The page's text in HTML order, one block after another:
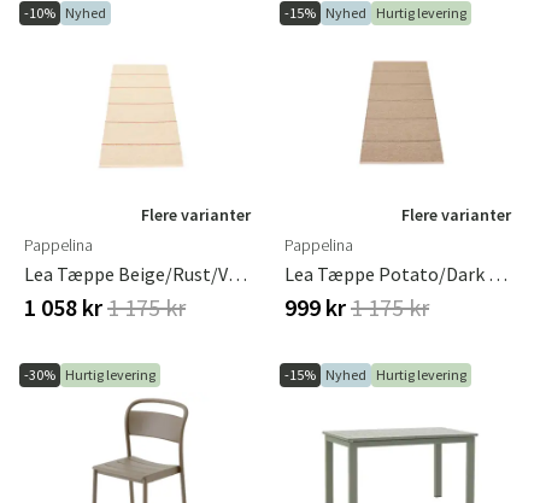
-10% Nyhed
Flere varianter
Pappelina
Lea Tæppe Beige/Rust/Vanilla 70 X 150 Cm
1 058 kr1 175 kr
-15% Nyhed Hurtig levering
Flere varianter
Pappelina
Lea Tæppe Potato/Dark Brown/Vanilla 70 X 150 Cm
999 kr1 175 kr
-30% Hurtig levering -15% Nyhed Hurtig levering